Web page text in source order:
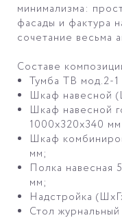
минимализма:
фасады и фактура
сочетание весьма
Составе
Тумба ТВ мод.2-
Шкаф навесной
Шкаф навесной
1000х320х340
Шкаф
мм;
Полка навесная
мм;
Надстройка
Стол